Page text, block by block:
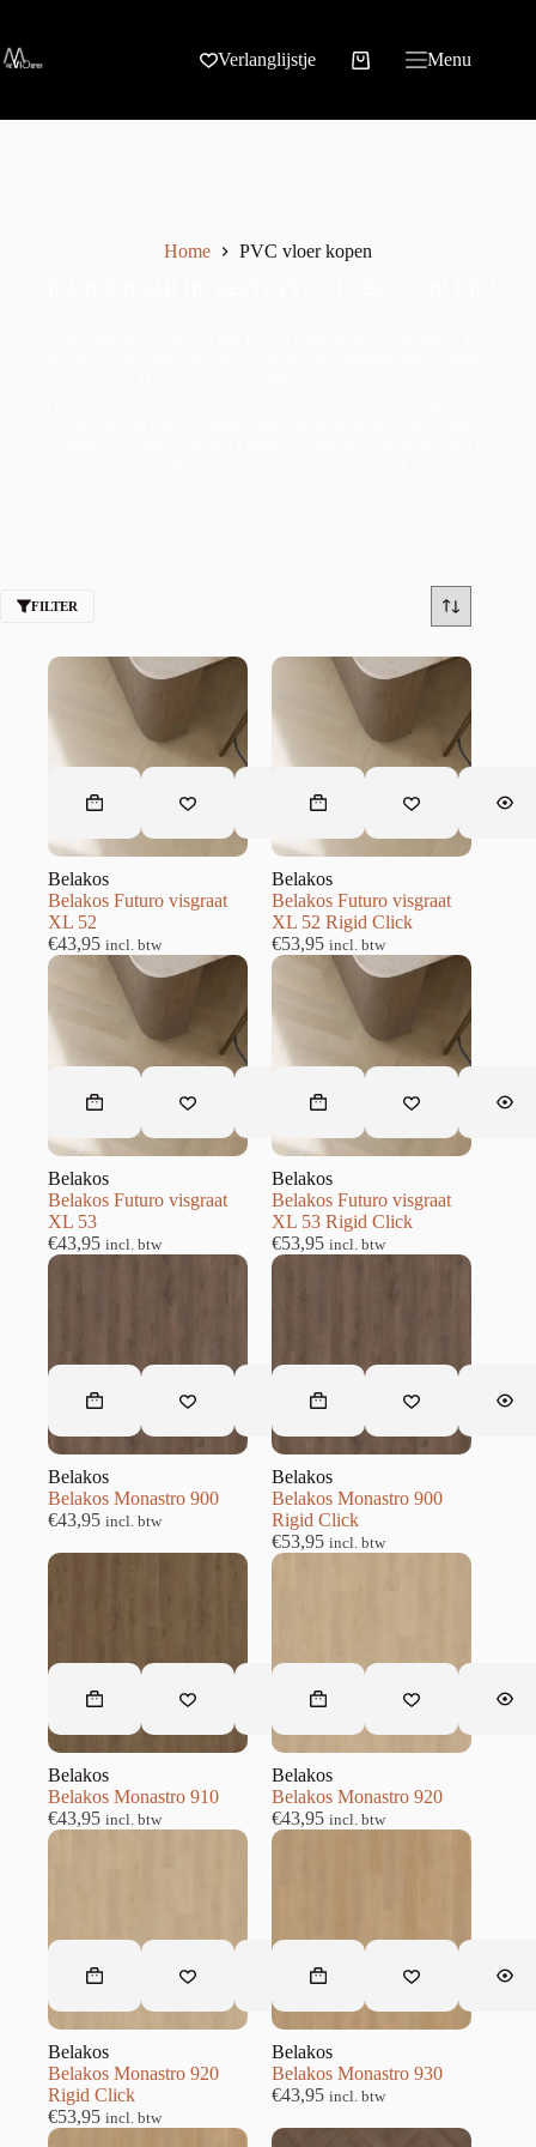
Verlanglijstje Menu
Home
PVC vloer kopen
FILTER
Belakos
Belakos Futuro visgraat
XL 52
€43,95 incl. btw
Belakos
Belakos Futuro visgraat
XL 52 Rigid Click
€53,95 incl. btw
Belakos
Belakos Futuro visgraat
XL 53
€43,95 incl. btw
Belakos
Belakos Futuro visgraat
XL 53 Rigid Click
€53,95 incl. btw
Belakos
Belakos Monastro 900
€43,95 incl. btw
Belakos
Belakos Monastro 900
Rigid Click
€53,95 incl. btw
Belakos
Belakos Monastro 910
€43,95 incl. btw
Belakos
Belakos Monastro 920
€43,95 incl. btw
Belakos
Belakos Monastro 920
Rigid Click
€53,95 incl. btw
Belakos
Belakos Monastro 930
€43,95 incl. btw